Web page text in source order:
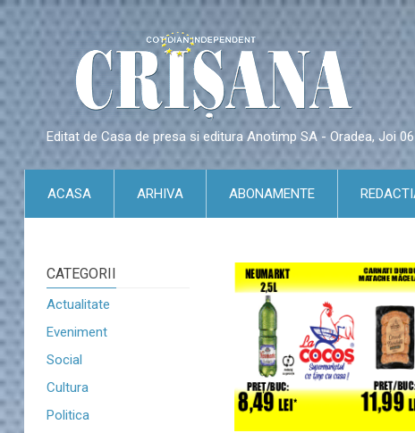
Editat de Casa de presa si editura Anotimp SA - Oradea, Joi
ACASA ARHIVA ABONAMENTE
CATEGORII
Actualitate
Eveniment
Social
Cultura
Politica